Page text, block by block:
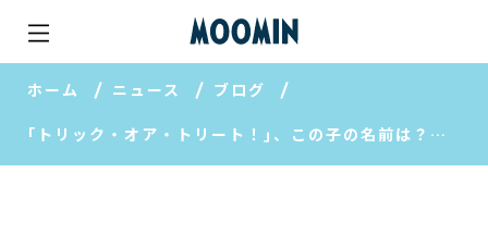
ホーム ニュース ブログ
｢トリック・オア・トリート！｣、この子の名前は？【ムーミンクイズ】